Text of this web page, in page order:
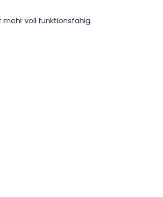
voll funktionsfähig.